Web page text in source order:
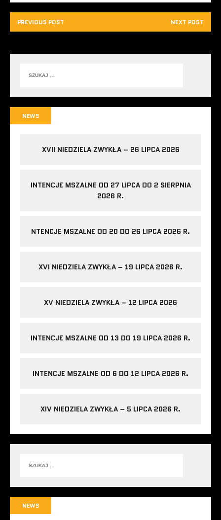
PREVIOUS POST NEXT POST
NEWS
XVII NIEDZIELA ZWYKŁA – 26 LIPCA 2026
INTENCJE MSZALNE OD 27 LIPCA DO 2 SIERPNIA
2026 R.
NTENCJE MSZALNE OD 20 DO 26 LIPCA 2026 R.
XVI NIEDZIELA ZWYKŁA – 19 LIPCA 2026 R.
XV NIEDZIELA ZWYKŁA – 12 LIPCA 2026
INTENCJE MSZALNE OD 13 DO 19 LIPCA 2026 R.
INTENCJE MSZALNE OD 6 DO 12 LIPCA 2026 R.
XIV NIEDZIELA ZWYKŁA – 5 LIPCA 2026 R.
NEWS